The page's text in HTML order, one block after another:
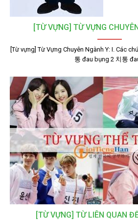
[TỪ VỰNG] TỪ VỰNG
[Từ vựng] Từ Vựng Chuyên Ngành Y: I. Các
통 đau bụng 2 치통
[TỪ VỰNG] TỪ LIÊN QUAN